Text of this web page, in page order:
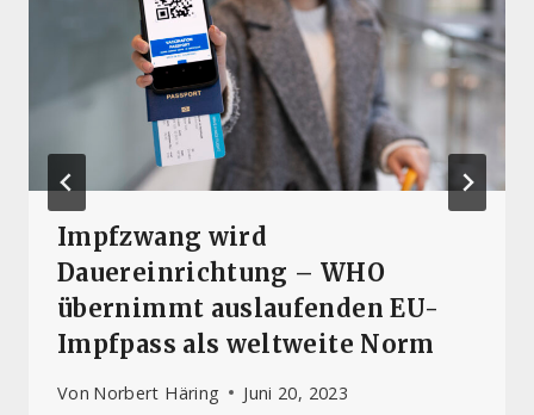
Impfzwang wird
Dauereinrichtung – WHO
übernimmt auslaufenden EU-
Impfpass als weltweite Norm
Von Norbert Häring Juni 20, 2023